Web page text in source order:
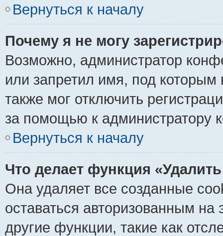
Вернуться к началу
Почему я не могу
Возможно, администратор
или запретил имя, под которым
также мог отключить
за помощью к администратору
Вернуться к началу
Что делает функция
Она удаляет все созданные
оставаться авторизованным
другие функции, такие как